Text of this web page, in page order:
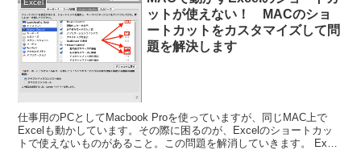
ットが使えない！ MACのショ
ートカットをカスタマイズして問
題を解決します
仕事用のPCとしてMacbook Proを使っていますが、同じMAC上で
Excelも動かしています。その際に困るのが、Excelのショートカッ
トで使えないものがあること。この問題を解消していきます。 Excel